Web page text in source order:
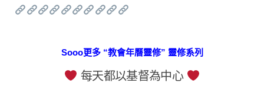
Sooo更多 “教會年曆靈修” 靈修系列
每天都以基督為中心